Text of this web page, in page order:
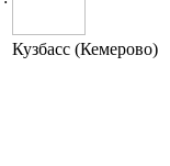
Кузбасс (Кемерово)